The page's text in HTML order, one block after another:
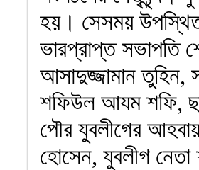
হয়। সেসময়
ভারপ্রাপ্ত সভাপতি
আসাদুজ্জামান তুহিন,
শফিউল আযম শফি,
পৌর যুবলীগের
হোসেন, যুবলীগ